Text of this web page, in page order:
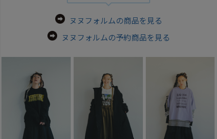
ヌヌフォルムの商品を見る
ヌヌフォルムの予約商品を見る